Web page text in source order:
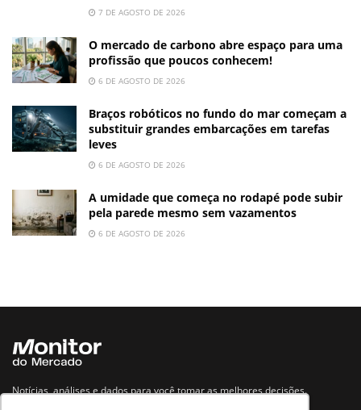
7 DE AGOSTO DE 2026
O mercado de carbono abre espaço para uma
profissão que poucos conhecem!
6 DE AGOSTO DE 2026
Braços robóticos no fundo do mar começam a
substituir grandes embarcações em tarefas
leves
6 DE AGOSTO DE 2026
A umidade que começa no rodapé pode subir
pela parede mesmo sem vazamentos
6 DE AGOSTO DE 2026
Notícias, análises e dados para você tomar as melhores decisões.